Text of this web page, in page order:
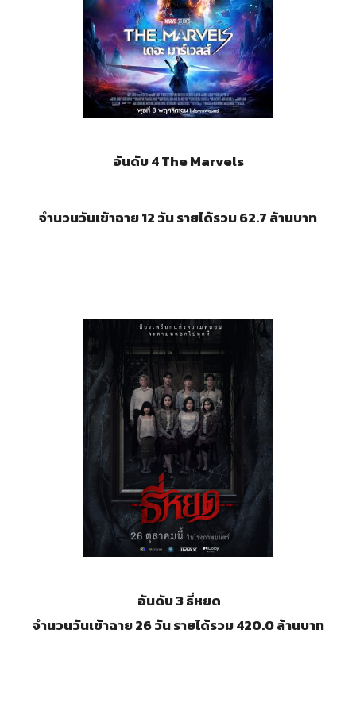
อันดับ 4The Marvels
จำนวนวันเข้าฉาย 12 วัน รายได้รวม 62.7 ล้านบาท
อันดับ 3 ธี่หยด
จำนวนวันเข้าฉาย 26 วัน รายได้รวม 420.0 ล้านบาท